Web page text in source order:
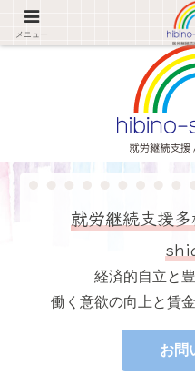
経済的自立と豊かな暮らしの実現 働
就労継続支援
経済的自立と
働く意欲の向上と賃
お問
メニュー